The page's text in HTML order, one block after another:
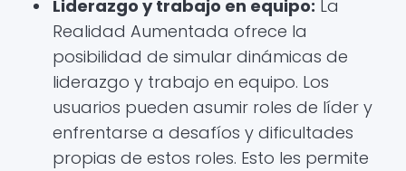
Liderazgo y trabajo en equipo: La
Realidad Aumentada ofrece la
posibilidad de simular dinámicas de
liderazgo y trabajo en equipo. Los
usuarios pueden asumir roles de líder y
enfrentarse a desafíos y dificultades
propias de estos roles. Esto les permite